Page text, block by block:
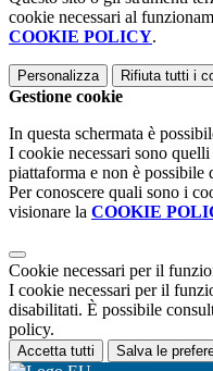
cookie necessari al
COOKIE POLICY.
Personalizza Rifiuta tutti i
Gestione cookie
In questa schermata è
I cookie necessari sono
piattaforma e non è possibile
Per conoscere quali sono i
visionare la COOKIE
Cookie necessari per il
I cookie necessari per il
disabilitati. È possibile
policy.
Accetta tutti Salva le